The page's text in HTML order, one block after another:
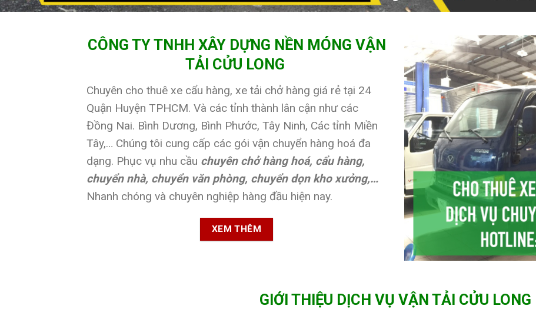
CÔNG TY TNHH XÂY DỰNG NỀN MÓNG VẬN
TẢI CỬU LONG
Chuyên cho thuê xe cẩu hàng, xe tải chở hàng giá rẻ tại 24
Quận Huyện TPHCM. Và các tỉnh thành lân cận như các
Đồng Nai. Bình Dương, Bình Phước, Tây Ninh, Các tỉnh Miền
Tây,… Chúng tôi cung cấp các gói vận chuyển hàng hoá đa
dạng. Phục vụ nhu cầu chuyên chở hàng hoá, cẩu hàng,
chuyển nhà, chuyển văn phòng, chuyển dọn kho xưởng,…
Nhanh chóng và chuyên nghiệp hàng đầu hiện nay.
XEM THÊM
GIỚI THIỆU DỊCH VỤ VẬN TẢI CỬU LONG